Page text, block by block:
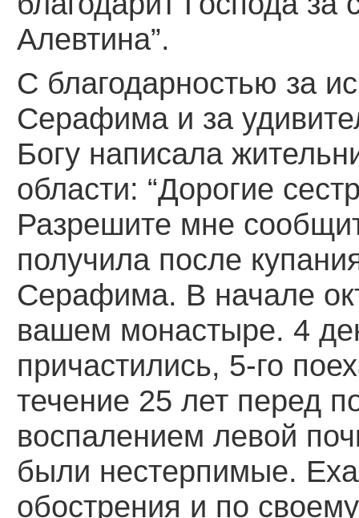
Алевтина”.
С благодарностью за
Серафима и за
Богу написала
области: “Дорогие
Разрешите мне
получила после
Серафима. В начале
вашем монастыре. 4
причастились, 5-го
течение 25 лет перед
воспалением левой
были нестерпимые.
обострения и по